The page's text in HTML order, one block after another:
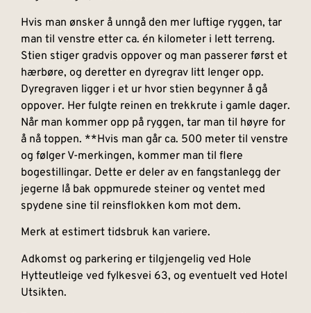
Hvis man ønsker å unngå den mer luftige ryggen, tar
man til venstre etter ca. én kilometer i lett terreng.
Stien stiger gradvis oppover og man passerer først et
hærbøre, og deretter en dyregrav litt lenger opp.
Dyregraven ligger i et ur hvor stien begynner å gå
oppover. Her fulgte reinen en trekkrute i gamle dager.
Når man kommer opp på ryggen, tar man til høyre for
å nå toppen. **Hvis man går ca. 500 meter til venstre
og følger V-merkingen, kommer man til flere
bogestillingar. Dette er deler av en fangstanlegg der
jegerne lå bak oppmurede steiner og ventet med
spydene sine til reinsflokken kom mot dem.
Merk at estimert tidsbruk kan variere.
Adkomst og parkering er tilgjengelig ved Hole
Hytteutleige ved fylkesvei 63, og eventuelt ved Hotel
Utsikten.